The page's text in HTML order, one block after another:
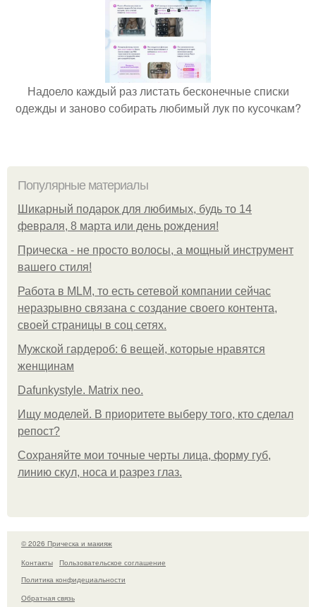
Надоело каждый раз листать бесконечные списки
одежды и заново собирать любимый лук по кусочкам?
Популярные материалы
Шикарный подарок для любимых, будь то 14
февраля, 8 марта или день рождения!
Прическа - не просто волосы, а мощный инструмент
вашего стиля!
Работа в MLM, то есть сетевой компании сейчас
неразрывно связана с создание своего контента,
своей страницы в соц сетях.
Мужской гардероб: 6 вещей, которые нравятся
женщинам
Dafunkystyle. Matrix neo.
Ищу моделей. В приоритете выберу того, кто сделал
репост?
Сохраняйте мои точные черты лица, форму губ,
линию скул, носа и разрез глаз.
© 2026 Прическа и макияж
Контакты
Пользовательское соглашение
Политика конфидециальности
Обратная связь